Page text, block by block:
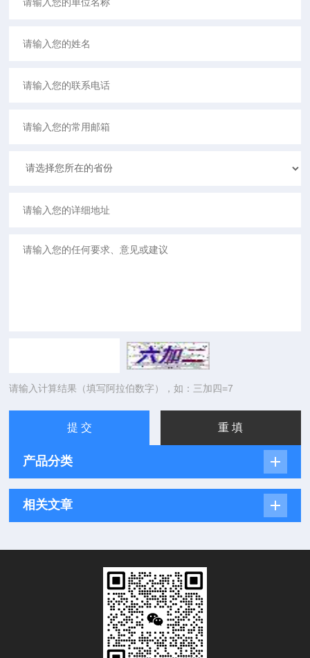
请输入计算结果（填写阿拉伯数字），如：三加四=7
产品分类
相关文章